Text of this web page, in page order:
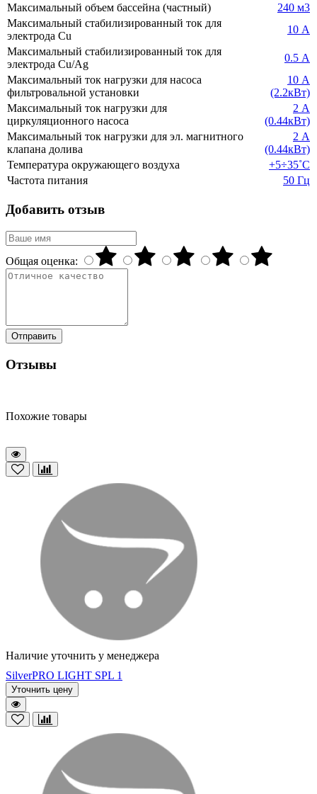
Максимальный объем бассейна (частный)
240 м3
Максимальный стабилизированный ток для
электрода Cu
10 А
Максимальный стабилизированный ток для
электрода Cu/Ag
0.5 А
Максимальный ток нагрузки для насоса
фильтровальной установки
10 А
(2.2кВт)
Максимальный ток нагрузки для
циркуляционного насоса
2 А
(0.44кВт)
Максимальный ток нагрузки для эл. магнитного
клапана долива
2 А
(0.44кВт)
Температура окружающего воздуха
+5÷35˚С
Частота питания
50 Гц
Добавить отзыв
Общая оценка:
Отправить
Отзывы
Похожие товары
Наличие уточнить у менеджера
SilverPRO LIGHT SPL 1
Уточнить цену